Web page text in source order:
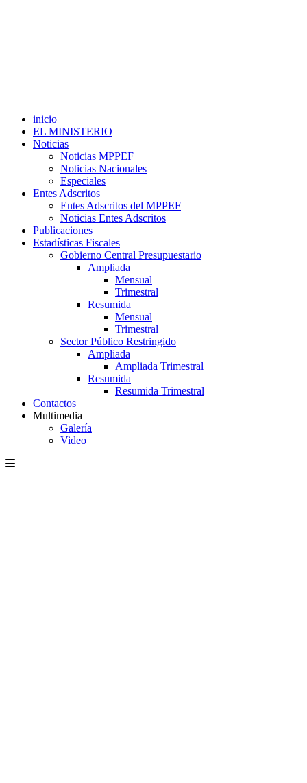
inicio
EL MINISTERIO
Noticias
Noticias MPPEF
Noticias Nacionales
Especiales
Entes Adscritos
Entes Adscritos del MPPEF
Noticias Entes Adscritos
Publicaciones
Estadísticas Fiscales
Gobierno Central Presupuestario
Ampliada
Mensual
Trimestral
Resumida
Mensual
Trimestral
Sector Público Restringido
Ampliada
Ampliada Trimestral
Resumida
Resumida Trimestral
Contactos
Multimedia
Galería
Video